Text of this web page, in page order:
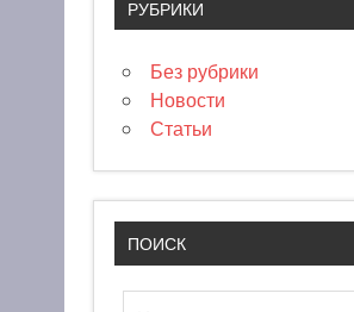
РУБРИКИ
Без рубрики
Новости
Статьи
ПОИСК